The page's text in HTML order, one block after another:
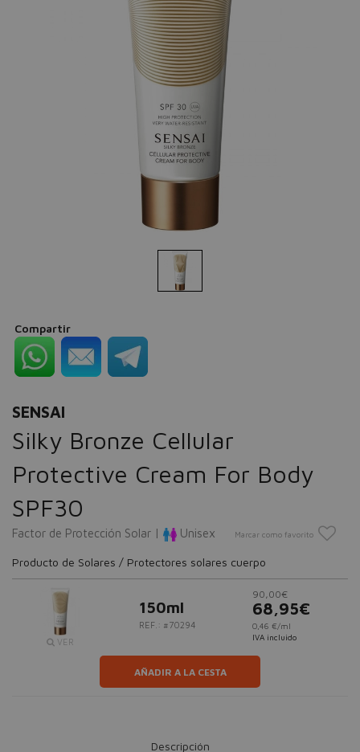
Compartir
SENSAI
Silky Bronze Cellular
Protective Cream For Body
SPF30
Factor de Protección Solar | Unisex Marcar como favorito
Producto de Solares / Protectores solares cuerpo
VER
150ml
REF.: #70294
90,00€
68,95€
0,46 €/ml
IVA incluido
AÑADIR A LA CESTA
Descripción